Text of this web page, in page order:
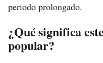
periodo prolongado.
¿Qué significa
popular?